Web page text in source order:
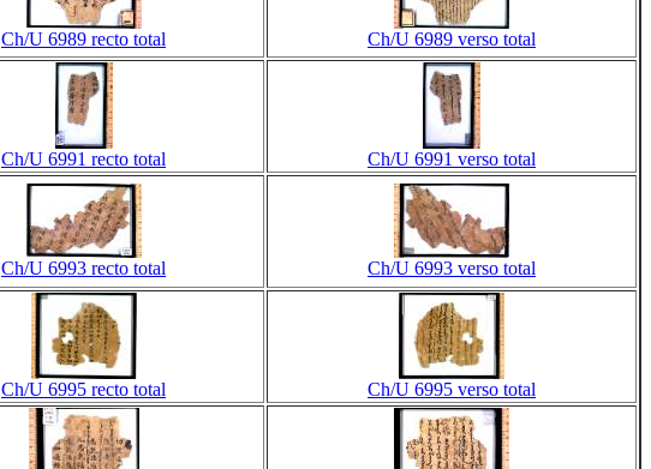
Ch/U 6989 recto total Ch/U 6989 verso total
Ch/U 6991 recto total Ch/U 6991 verso total
Ch/U 6993 recto total Ch/U 6993 verso total
Ch/U 6995 recto total Ch/U 6995 verso total